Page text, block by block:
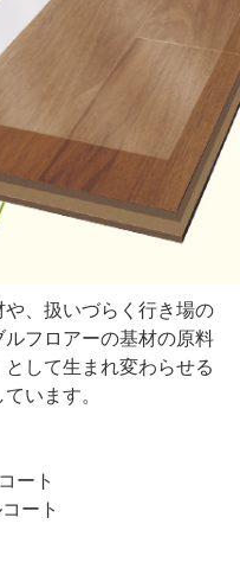
、扱いづらく行き場の
フロアーの基材の原料
して生まれ変わらせる
います。
ート
ート